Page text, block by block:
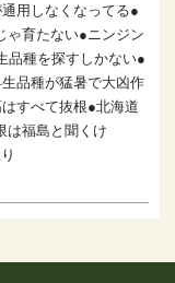
用しなくなってる●
ゃ育たない●ニンジン
品種を探すしかない●
品種が猛暑で大凶作
すべて抜根●北海道
は福島と聞くけ